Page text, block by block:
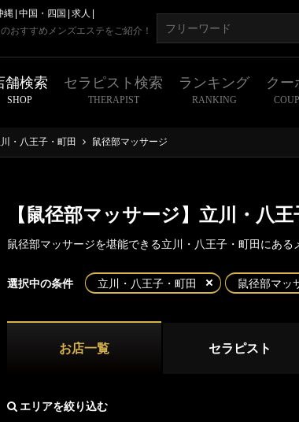
縄 中国・四国
求人
おすすめメンズエステをご紹介！
舗検索
SHOP
セラピスト検索
THERAPIST
ランキング
RANKING
クー
・八王子・町田 鼠径部マッサージ
【鼠径部マッサージ】立川・八
鼠径部マッサージを堪能できる立川・八王子・町田にある
選択中の条件 立川・八王子・町田 鼠径部マッ
お店一覧 セラピスト
エリアを絞り込む
京都 新宿・西東京エリア
新宿 大久保
八王子